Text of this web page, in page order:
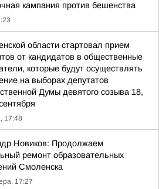
кампания против бешенства
области стартовал прием
от кандидатов в общественные
которые будут осуществлять
на выборах депутатов
Думы девятого созыва 18,
17:48
Новиков: Продолжаем
ремонт образовательных
Смоленска
17:27